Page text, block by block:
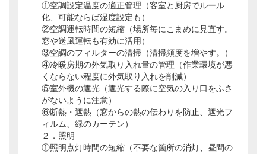
①空調設定温度の適正管理（客室と厨房でルール
化、可能ならば湿度設定も）
②空調運転時間の短縮（場所毎にこまめに見直す。
窓や送風運転も有効に活用）
③空調のフィルターの清掃（清掃頻度を増やす。）
④冷暖房期の外気取り入れ量の管理（作業環境が悪
くならない程度に外気取り入れを削減）
⑤室外機の遮光（遮光する際に空気の入り口をふさ
がないように注意）
⑥断熱・遮熱（窓からの熱の伝わりを防止、遮光フ
ィルム、緑のカーテン）
２．照明
①照明点灯時間の短縮（不要な箇所の消灯、昼間の